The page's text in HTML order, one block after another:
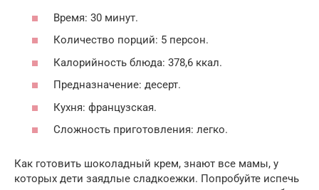
Время: 30 минут.
Количество порций: 5 персон.
Калорийность блюда: 378,6 ккал.
Предназначение: десерт.
Кухня: французская.
Сложность приготовления: легко.
Как готовить шоколадный крем, знают все мамы, у
которых дети заядлые сладкоежки. Попробуйте испечь